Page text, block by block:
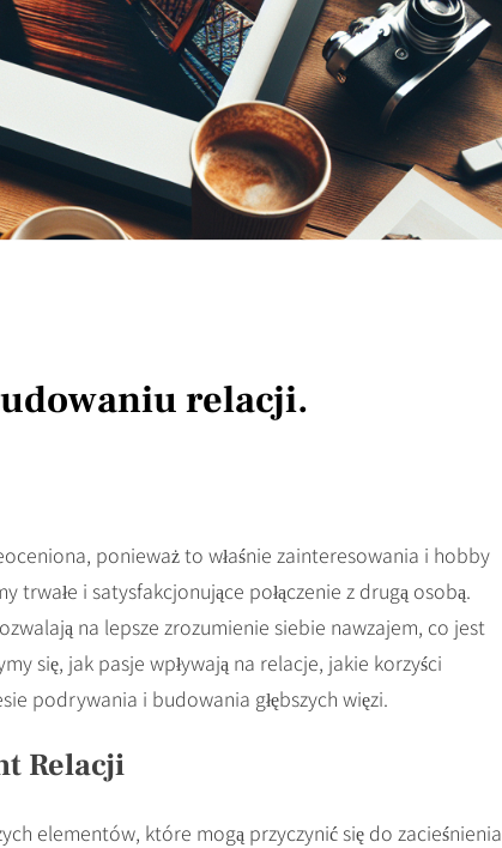
relacji.
ponieważ to właśnie zainteresowania i hobby
i satysfakcjonujące połączenie z drugą osobą.
na lepsze zrozumienie siebie nawzajem, co jest
się, jak pasje wpływają na relacje, jakie korzyści
podrywania i budowania głębszych więzi.
Relacji
elementów, które mogą przyczynić się do zacieśnienia